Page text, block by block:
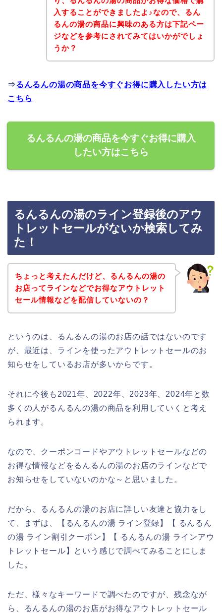
入することができましたよ♪なので、るん
るんの湯の商品に興味のある方は下記ペー
ジなどを参考にされてみてはいかがでしょ
うか？
⇒るんるんの湯の商品を今すぐお得に購入したい方は
こちら
るんるんの湯の商品を今すぐお得に購入
したい方はこちら
るんるんの湯のライン登録後のアウ
トレットセールがないか検索してみ
た！
ちょっと考えたんだけど、るんるんの湯の
お店ってラインなどでお得なアウトレット
セール情報などを配信していないの？
というのは、るんるんの湯のお店の話ではないのです
が、最近は、ラインを使ったアウトレットセールのお
知らせをしているお店が多いからです。
それに今後も2021年、2022年、2023年、2024年と数
多くの人がるんるんの湯の商品を利用していくと考え
られます。
なので、クーポンコードやアウトレットセールなどの
お得な情報などをるんるんの湯のお店のラインなどで
お知らせをしていないのかな～と思いました。
だから、るんるんの湯のお店に詳しい友達と協力をし
て、まずは、【るんるんの湯 ライン登録】【 るんるん
の湯 ライン割引クーポン】【 るんるんの湯 ラインアウ
トレットセール】という感じで調べてみることにしま
した。
ただ、様々なキーワードで調べたのですが、残念なが
ら、るんるんの湯のお店がお得なアウトレットセール